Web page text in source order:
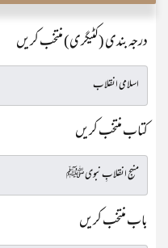
درجہ بندی (کٹیگری) منتخب کریں
کتاب منتخب کریں
باب منتخب کریں